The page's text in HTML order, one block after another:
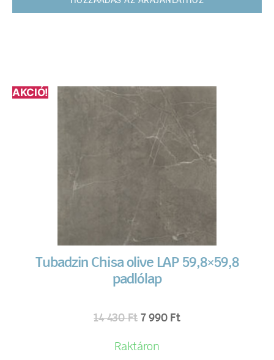
AKCIÓ!
Tubadzin Chisa olive LAP 59,8×59,8
padlólap
14 430Ft 7 990 Ft
Raktáron